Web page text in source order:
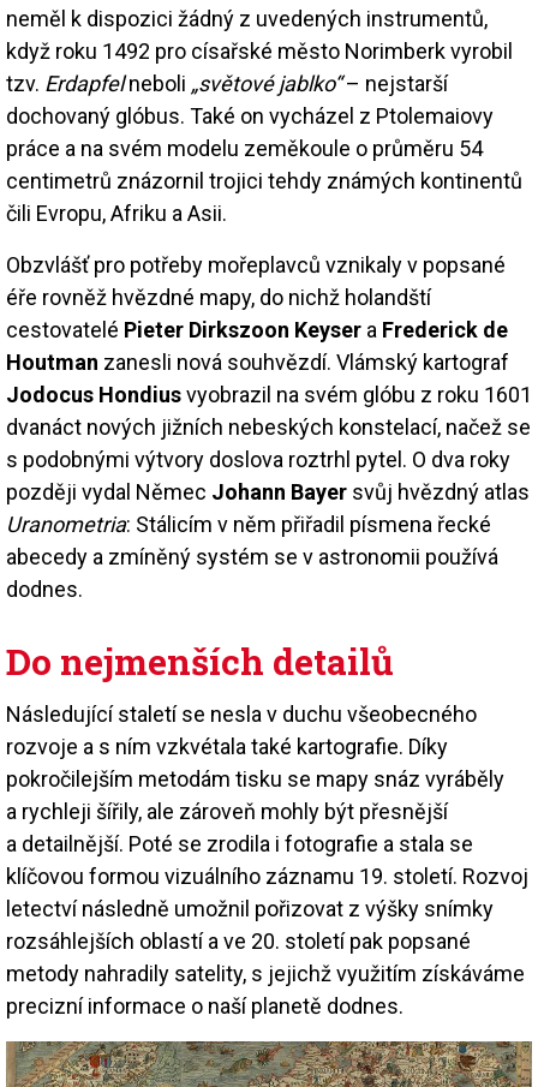
neměl k dispozici žádný z uvedených instrumentů,
když roku 1492 pro císařské město Norimberk vyrobil
tzv. Erdapfelneboli „světové jablko“– nejstarší
dochovaný glóbus. Také on vycházel z Ptolemaiovy
práce a na svém modelu zeměkoule o průměru 54
centimetrů znázornil trojici tehdy známých kontinentů
čili Evropu, Afriku a Asii.
Obzvlášť pro potřeby mořeplavců vznikaly v popsané
éře rovněž hvězdné mapy, do nichž holandští
cestovatelé Pieter Dirkszoon Keyser a Frederick de
Houtman zanesli nová souhvězdí. Vlámský kartograf
Jodocus Hondiusvyobrazil na svém glóbu z roku 1601
dvanáct nových jižních nebeských konstelací, načež se
s podobnými výtvory doslova roztrhl pytel. O dva roky
později vydal Němec Johann Bayer svůj hvězdný atlas
Uranometria: Stálicím v něm přiřadil písmena řecké
abecedy a zmíněný systém se v astronomii používá
dodnes.
Do nejmenších detailů
Následující staletí se nesla v duchu všeobecného
rozvoje a s ním vzkvétala také kartografie. Díky
pokročilejším metodám tisku se mapy snáz vyráběly
a rychleji šířily, ale zároveň mohly být přesnější
a detailnější. Poté se zrodila i fotografie a stala se
klíčovou formou vizuálního záznamu 19. století. Rozvoj
letectví následně umožnil pořizovat z výšky snímky
rozsáhlejších oblastí a ve 20. století pak popsané
metody nahradily satelity, s jejichž využitím získáváme
precizní informace o naší planetě dodnes.
Image